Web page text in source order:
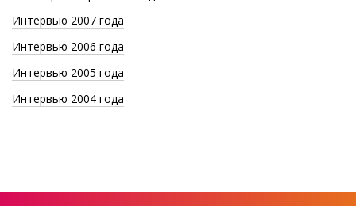
Интервью 2007 года
Интервью 2006 года
Интервью 2005 года
Интервью 2004 года